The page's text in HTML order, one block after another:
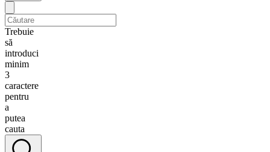
Trebuie
să
introduci
minim
3
caractere
pentru
a
putea
cauta